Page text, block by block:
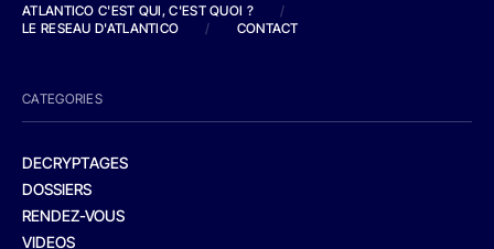
ATLANTICO C'EST QUI, C'EST QUOI ?
/
LE RESEAU D'ATLANTICO
/ CONTACT
CATEGORIES
DECRYPTAGES
DOSSIERS
RENDEZ-VOUS
VIDEOS